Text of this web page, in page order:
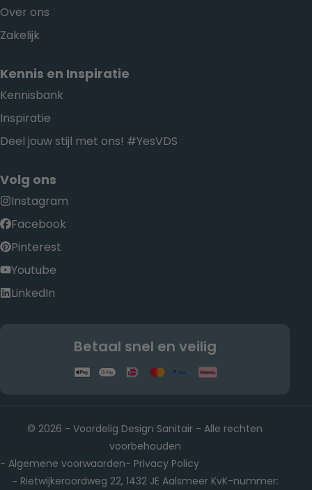
Over ons
Zakelijk
Kennis en Inspiratie
Kennisbank
Inspiratie
Deel jouw stijl met ons! #YesVDS
Volg ons
Instagram
Facebook
Pinterest
Youtube
LinkedIn
Betaal snel en veilig
© 2026 - Voordelig Design Sanitair - Alle rechten
voorbehouden
- Algemene voorwaarden- Privacy Policy
- Rietwijkeroordweg 22, 1432 JE Aalsmeer KvK-nummer: